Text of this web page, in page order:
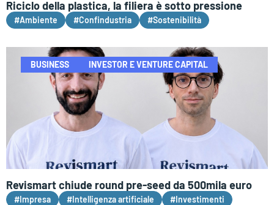
Riciclo della plastica, la filiera è sotto pressione
#Ambiente #Confindustria #Sostenibilità
BUSINESS INVESTOR E VENTURE CAPITAL
Revismart chiude round pre-seed da 500mila euro
#Impresa #Intelligenza artificiale #Investimenti